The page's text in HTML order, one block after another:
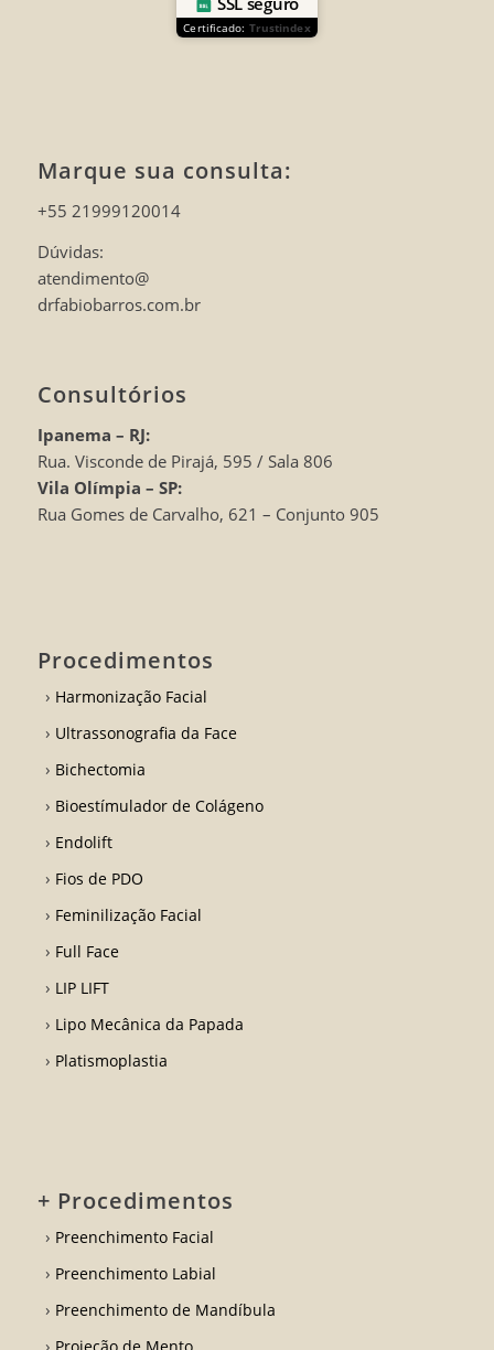
Certificado: Trustindex
Marque sua consulta:
+55 21999120014
Dúvidas:
atendimento@
drfabiobarros.com.br
Consultórios
Ipanema – RJ:
Rua. Visconde de Pirajá, 595 / Sala 806
Vila Olímpia – SP:
Rua Gomes de Carvalho, 621 – Conjunto 905
Procedimentos
Harmonização Facial
Ultrassonografia da Face
Bichectomia
Bioestímulador de Colágeno
Endolift
Fios de PDO
Feminilização Facial
Full Face
LIP LIFT
Lipo Mecânica da Papada
Platismoplastia
+ Procedimentos
Preenchimento Facial
Preenchimento Labial
Preenchimento de Mandíbula